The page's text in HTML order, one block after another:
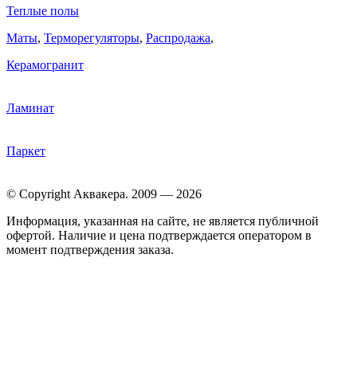
Теплые полы
Маты, Терморегуляторы, Распродажа,
Керамогранит
Ламинат
Паркет
© Copyright Аквакера. 2009 — 2026
Информация, указанная на сайте, не является публичной
офертой. Наличие и цена подтверждается оператором в
момент подтверждения заказа.